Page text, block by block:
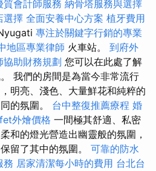
質會計師服務 納骨塔服務與選擇
選擇 全面安養中心方案 植牙費用
專注於關鍵字行銷的專業
地區專業律師 火車站。 到府外
協助財務規劃 您可以在此處了解
我們的房間是為當今非常流行
明亮、淺色、大量鮮花和純粹的
的氛圍。 台中整復推薦療程 婚
外燴價格 一間極其舒適、私密
和的燈光營造出幽靈般的氛圍，
留了其中的氛圍。 可靠的防水
務 居家清潔每小時的費用 台北台